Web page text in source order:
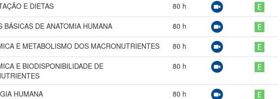
E DIETAS 80 h
BÁSICAS DE ANATOMIA HUMANA 80 h
E METABOLISMO DOS MACRONUTRIENTES 80 h
E BIODISPONIBILIDADE DE
80 h
HUMANA 80 h